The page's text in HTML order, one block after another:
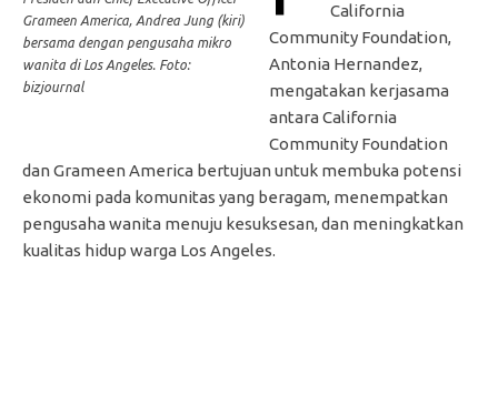
Grameen America, Andrea Jung (kiri)
bersama dengan pengusaha mikro
wanita di Los Angeles. Foto:
bizjournal
California
Community Foundation,
Antonia Hernandez,
mengatakan kerjasama
antara California
Community Foundation
dan Grameen America bertujuan untuk membuka potensi
ekonomi pada komunitas yang beragam, menempatkan
pengusaha wanita menuju kesuksesan, dan meningkatkan
kualitas hidup warga Los Angeles.